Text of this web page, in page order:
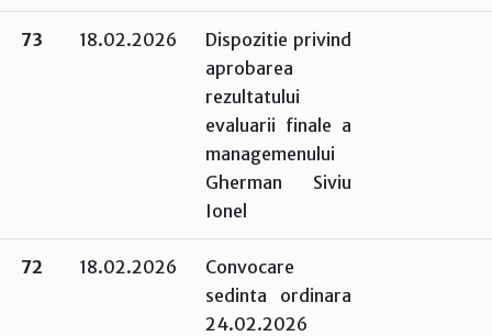
73 18.02.2026
Dispozitie privind
aprobarea
rezultatului
evaluarii finale a
managemenului
Gherman Siviu
Ionel
72 18.02.2026
Convocare
sedinta ordinara
24.02.2026